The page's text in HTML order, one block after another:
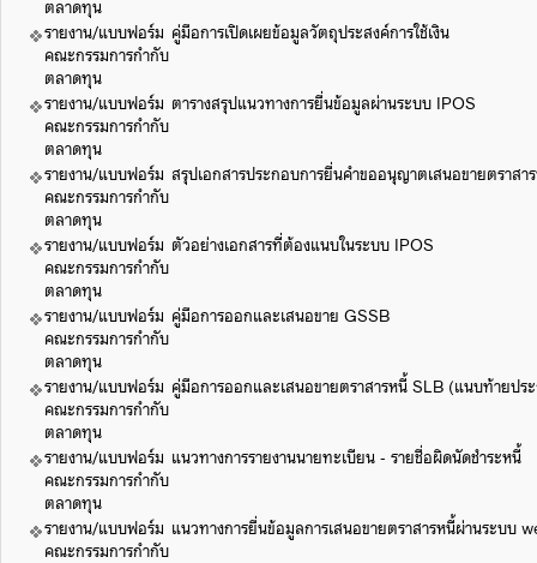
ตลาดทุน
รายงาน/แบบฟอร์ม
คณะกรรมการกำกับ
ตลาดทุน
คู่มือการเปิดเผยข้อมูลวัตถุประสงค์การใช้เงิน
รายงาน/แบบฟอร์ม
คณะกรรมการกำกับ
ตลาดทุน
ตารางสรุปแนวทางการยื่นข้อมูลผ่านระบบ IPOS
รายงาน/แบบฟอร์ม
คณะกรรมการกำกับ
ตลาดทุน
สรุปเอกสารประกอบการยื่นคำขออนุญาตเสนอขายตราส
รายงาน/แบบฟอร์ม
คณะกรรมการกำกับ
ตลาดทุน
ตัวอย่างเอกสารที่ต้องแนบในระบบ IPOS
รายงาน/แบบฟอร์ม
คณะกรรมการกำกับ
ตลาดทุน
คู่มือการออกและเสนอขาย GSSB
รายงาน/แบบฟอร์ม
คณะกรรมการกำกับ
ตลาดทุน
คู่มือการออกและเสนอขายตราสารหนี้ SLB (แนบท้ายป
รายงาน/แบบฟอร์ม
คณะกรรมการกำกับ
ตลาดทุน
แนวทางการรายงานนายทะเบียน - รายชื่อผิดนัดชำระหนี้
รายงาน/แบบฟอร์ม
คณะกรรมการกำกับ
แนวทางการยื่นข้อมูลการเสนอขายตราสารหนี้ผ่านระบบ